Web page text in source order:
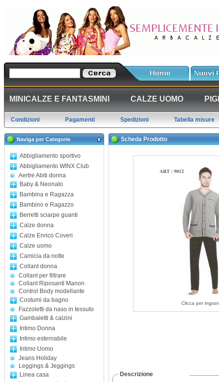
MINICALZE E FANTASMINI CALZE UOMO
Condizioni Pagamenti Spedizioni Tabella misure
Naviga per Categorie
Abbigliamento sportivo
Abbigliamento WINX Club
Aertre Abiti donna
Baby & Neonato
Bambina e Ragazza
Bambino e Ragazzo
Berretti sciarpe guanti
Calze donna
Calze Enrico Coveri
Calze uomo
Camicia da notte
Collant donna
Collant per filtrare
Collant Riposanti Manon
Control Body modellante
Costumi da bagno
Fazzoletti da naso in tessuto
Gambaletti & calzini
Intimo Donna
Intimo esternabile
Intimo Uomo
Jeans Holiday
Leggings & Jeggings
Linea casa
Scheda Prodotto
Clicca per
Descrizione